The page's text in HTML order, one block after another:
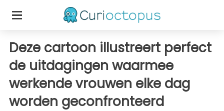
Deze cartoon illustreert perfect
de uitdagingen waarmee
werkende vrouwen elke dag
worden geconfronteerd